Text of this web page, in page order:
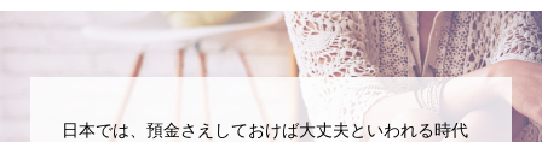
日本では、預金さえしておけば大丈夫といわれる時代